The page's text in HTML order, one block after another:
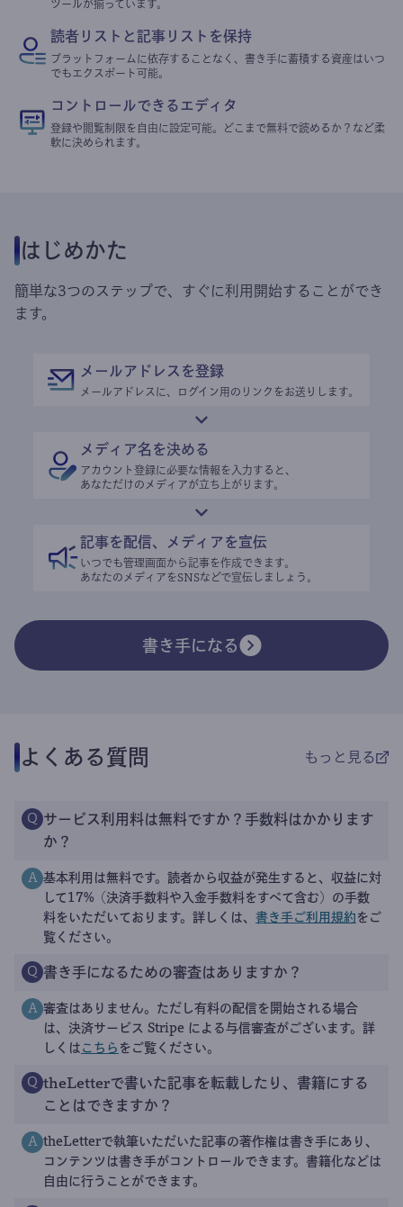
ツールが揃っています。
読者リストと記事リストを保持
プラットフォームに依存することなく、書き手に蓄積する資産はいつ
でもエクスポート可能。
コントロールできるエディタ
登録や閲覧制限を自由に設定可能。どこまで無料で読めるか？など柔
軟に決められます。
はじめかた
簡単な3つのステップで、すぐに利用開始することができ
ます。
メールアドレスを登録
メールアドレスに、ログイン用のリンクをお送りします。
メディア名を決める
アカウント登録に必要な情報を入力すると、
あなただけのメディアが立ち上がります。
記事を配信、メディアを宣伝
いつでも管理画面から記事を作成できます。
あなたのメディアをSNSなどで宣伝しましょう。
書き手になる
よくある質問 もっと見る
Q サービス利用料は無料ですか？手数料はかかります
か？
A 基本利用は無料です。読者から収益が発生すると、収益に対
して17%（決済手数料や入金手数料をすべて含む）の手数
料をいただいております。詳しくは、 書き手ご利用規約 をご
覧ください。
Q 書き手になるための審査はありますか？
A 審査はありません。ただし有料の配信を開始される場合
は、決済サービス Stripe による与信審査がございます。詳
しくは こちら をご覧ください。
Q theLetterで書いた記事を転載したり、書籍にする
ことはできますか？
A theLetterで執筆いただいた記事の著作権は書き手にあり、
コンテンツは書き手がコントロールできます。書籍化などは
自由に行うことができます。